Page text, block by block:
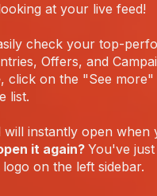
at your live feed!
check your top-
Offers, and
, click on the "See
list.
will instantly open when
it again? You've
on the left sidebar.